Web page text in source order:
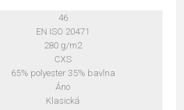
46
EN ISO 20471
280 g/m2
CXS
65% polyester 35% bavlna
Áno
Klasická